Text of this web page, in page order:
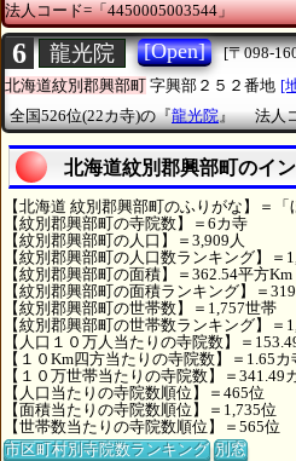
法人コード=「4450005003544」
6 龍光院 [Open]
[〒098-
北海道紋別郡興部町 字興部２５２番地 [
全国526位(22カ寺)の『龍光院』 法人
北海道紋別郡興部町のイ
【北海道 紋別郡興部町のふりがな】＝
【紋別郡興部町の寺院数】＝6カ寺
【紋別郡興部町の人口】＝3,909人
【紋別郡興部町の人口数ランキング】＝
【紋別郡興部町の面積】＝362.54平方Km
【紋別郡興部町の面積ランキング】＝
【紋別郡興部町の世帯数】＝1,757世帯
【紋別郡興部町の世帯数ランキング】＝
【人口１０万人当たりの寺院数】＝
【１０Km四方当たりの寺院数】＝1.65カ
【１０万世帯当たりの寺院数】＝341.49
【人口当たりの寺院数順位】＝465位
【面積当たりの寺院数順位】＝1,735位
【世帯数当たりの寺院数順位】＝565位
市区町村別寺院数ランキング 別窓